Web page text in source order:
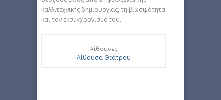
καλλιτεχνικής δημιουργίας, τη βιωσιμότητα
και τον εκσυγχρονισμό του.
Αίθουσες
Αίθουσα Θεάτρου